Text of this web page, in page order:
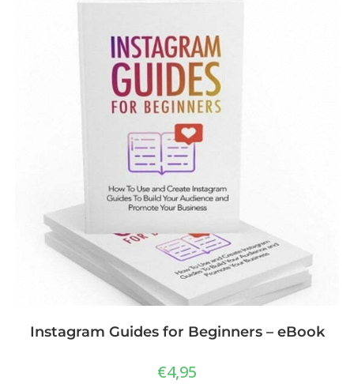
Instagram Guides for Beginners – eBook
€4,95